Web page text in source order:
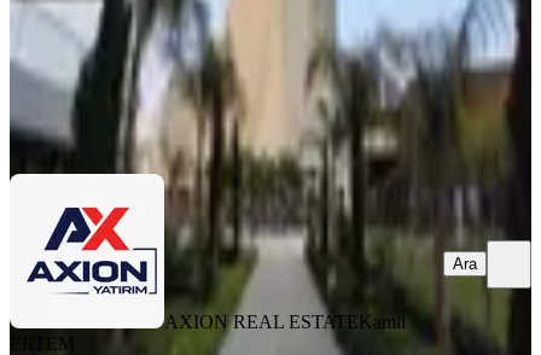
AXION REAL ESTATEKamil ERTEM
Ara
AXION REAL ESTATEKamil
ERTEM
Ara